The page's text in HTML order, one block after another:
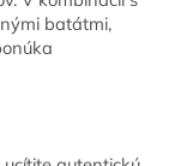
batátmi,